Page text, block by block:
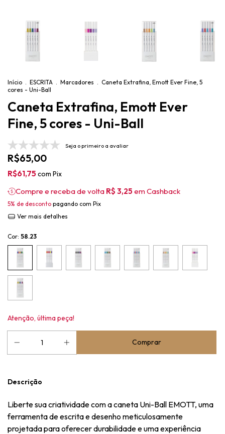
Início . ESCRITA . Marcadores . Caneta Extrafina, Emott Ever Fine, 5
cores - Uni-Ball
Caneta Extrafina, Emott Ever
Fine, 5 cores - Uni-Ball
Seja o primeiro a avaliar
R$65,00
R$61,75 com Pix
Compre e receba de volta R$ 3,25 em Cashback
5% de desconto pagando com Pix
Ver mais detalhes
Cor: 58.23
Atenção, última peça!
Descrição
Liberte sua criatividade com a caneta Uni-Ball EMOTT, uma
ferramenta de escrita e desenho meticulosamente
projetada para oferecer durabilidade e uma experiência